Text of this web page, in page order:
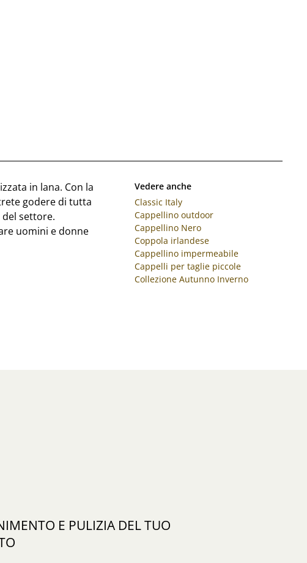
in lana. Con la
godere di tutta
settore.
uomini e donne
Vedere anche
Classic Italy
Cappellino outdoor
Cappellino Nero
Coppola irlandese
Cappellino impermeabile
Cappelli per taglie piccole
Collezione Autunno Inverno
E PULIZIA DEL TUO